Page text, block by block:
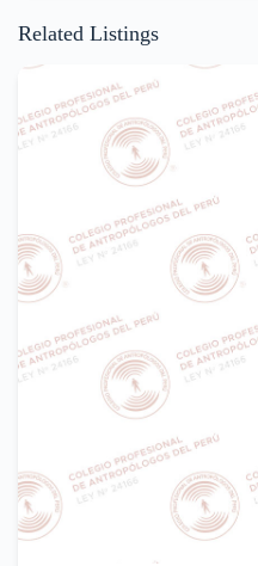
Related Listings